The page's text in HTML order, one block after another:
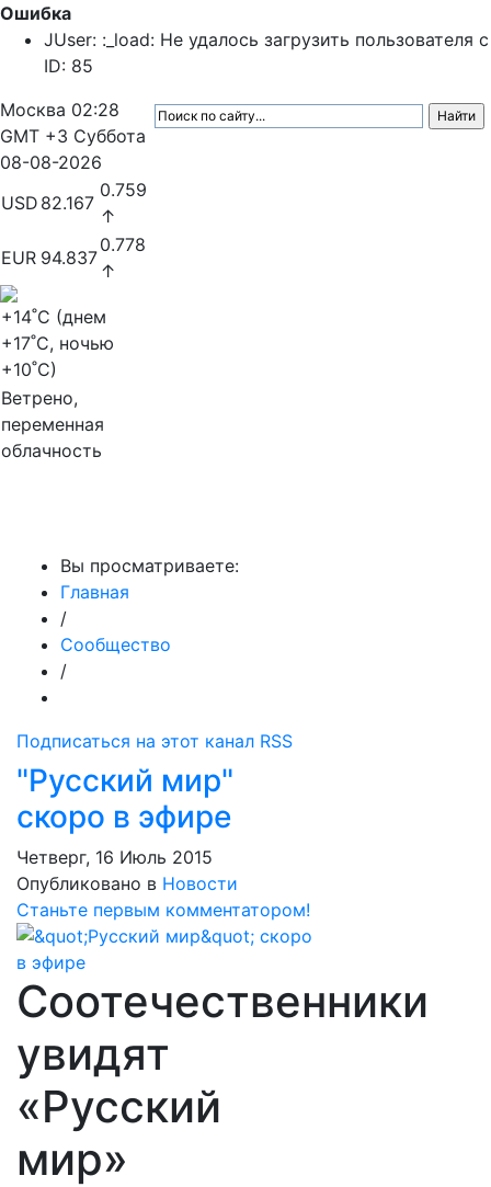
Ошибка
JUser: :_load: Не удалось загрузить пользователя с
ID: 85
Москва 02:28
GMT +3 Суббота
08-08-2026
USD 82.167
0.759
↑
EUR 94.837
0.778
↑
+14˚C (днем
+17˚C, ночью
+10˚C)
Ветрено,
переменная
облачность
Вы просматриваете:
Главная
/
Сообщество
/
Подписаться на этот канал RSS
"Русский мир"
скоро в эфире
Четверг, 16 Июль 2015
Опубликовано в Новости
Станьте первым комментатором!
Соотечественники
увидят
«Русский
мир»